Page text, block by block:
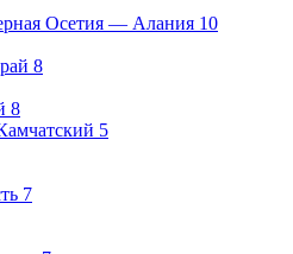
Осетия — Алания 10
8
8
5
7